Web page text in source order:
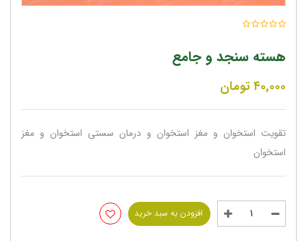
هسته سنجد و جامع
۴۰,۰۰۰تومان
تقویت استخوان و مغز استخوان و درمان سستی استخوان و مغز
استخوان
افزودن به سبد خرید